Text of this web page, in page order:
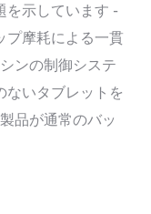
を示しています -
プ摩耗による一貫
ンの制御システ
ないタブレットを
品が通常のバッ